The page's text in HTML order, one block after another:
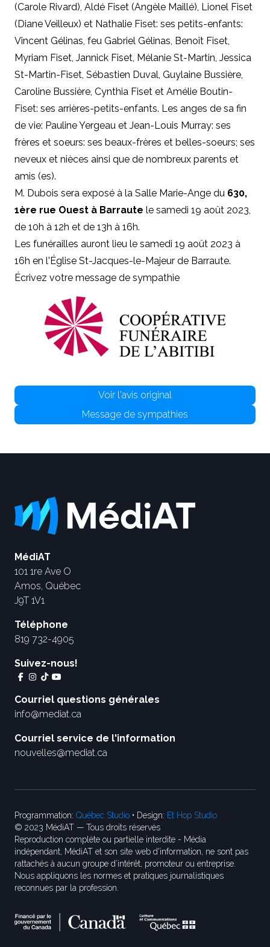
(Carole Rivard), Aldé Fiset (Angèle Maillé), Lionel Fiset
(Diane Veilleux) et Nathalie Fiset: ses petits-enfants:
Vincent Gélinas, feu Gabriel Gélinas, Benoît Fiset,
Myriam Fiset, Jannick Fiset, Mélanie St-Martin, Jessica
St-Martin-Fiset, Sébastien Duval, Guylaine Bussière,
Caroline Bussière, Cynthia Fiset et Amélie Boutin-
Fiset: ses arrières-petits-enfants. Les anges de sa fin
de vie: Pauline Yergeau et Jean-Louis Murray: ses
frères et soeurs: ses beaux-frères et belles-soeurs; ses
neveux et nièces ainsi que de nombreux parents et
amis (es).
M. Dubois sera exposé à la Salle Marie-Ange du 630,
1ère rue Ouest à Barraute le samedi 19 août 2023,
de 10h à 12h et de 13h à 16h.
Les funérailles auront lieu le samedi 19 août 2023 à
16h en l'Église St-Jacques-le-Majeur de Barraute.
Écrivez votre message de sympathie
Voir l'avis original
Message de sympathies
MédiAT
101 1re Ave O
Amos, Québec
J9T 1V1
Téléphone
819 732-4905
Suivez-nous!
Courriel questions générales
info@mediat.ca
Courriel service de l'information
nouvelles@mediat.ca
Programmation: Québec Studio • Design: Et Hop Studio
© 2023 MédiAT — Tous droits réservés
Reproduction complète ou partielle interdite - Média
indépendant, MédiAT et son site web d'information, ne sont pas
rattachés à aucun groupe d’intérêt, promoteur ou entreprise.
Nous appliquons les normes et pratiques journalistiques
reconnues par la profession.